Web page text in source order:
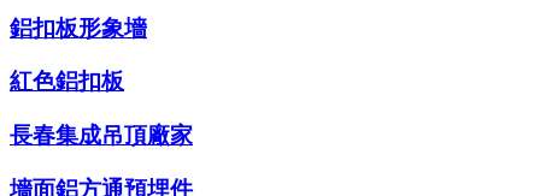
鋁扣板形象墻
紅色鋁扣板
長春集成吊頂廠家
墻面鋁方通預埋件